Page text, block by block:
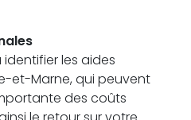
les aides
et-Marne, qui peuvent
des coûts